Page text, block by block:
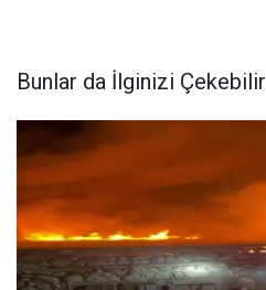
Bunlar da İlginizi Çekebilir